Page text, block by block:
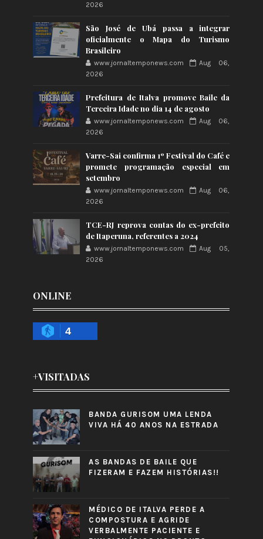
2026
São José de Ubá passa a integrar
oficialmente o Mapa do Turismo
Brasileiro
www.jornaltemponews.com
Aug 06,
2026
Prefeitura de Italva promove Baile da
Terceira Idade no dia 14 de agosto
www.jornaltemponews.com
Aug 06,
2026
Varre-Sai confirma 1º Festival do Café e
promete programação especial em
setembro
www.jornaltemponews.com
Aug 06,
2026
TCE-RJ reprova contas do ex-prefeito
de Itaperuna, referentes a 2024
www.jornaltemponews.com
Aug 05,
2026
ONLINE
4
+VISITADAS
BANDA GURISOM UMA LENDA
VIVA HÁ 40 ANOS NA ESTRADA
AS BANDAS DE BAILE QUE
FIZERAM E FAZEM HISTÓRIAS!!
MÉDICO DE ITALVA PERDE A
COMPOSTURA E AGRIDE
VERBALMENTE PACIENTE E